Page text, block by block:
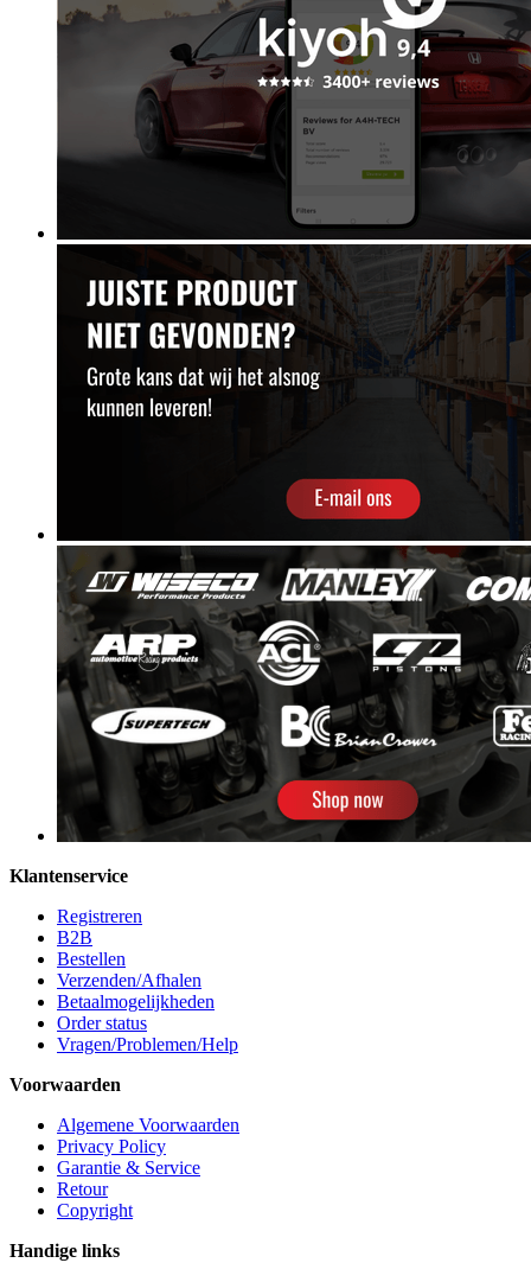
Klantenservice
Registreren
B2B
Bestellen
Verzenden/Afhalen
Betaalmogelijkheden
Order status
Vragen/Problemen/Help
Voorwaarden
Algemene Voorwaarden
Privacy Policy
Garantie & Service
Retour
Copyright
Handige links